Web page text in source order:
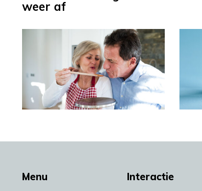
weer af
Menu Interactie